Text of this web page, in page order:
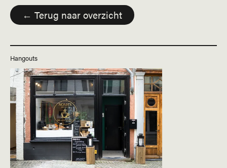
← Terug naar overzicht
Hangouts